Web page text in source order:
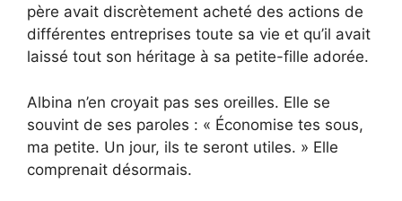
père avait discrètement acheté des actions de
différentes entreprises toute sa vie et qu’il avait
laissé tout son héritage à sa petite-fille adorée.
Albina n’en croyait pas ses oreilles. Elle se
souvint de ses paroles : « Économise tes sous,
ma petite. Un jour, ils te seront utiles. » Elle
comprenait désormais.